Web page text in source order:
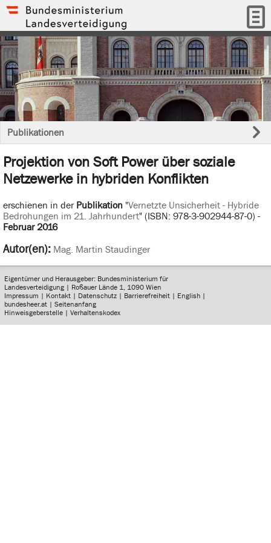
Publikationen
Projektion von Soft Power über soziale
Netzewerke in hybriden Konflikten
erschienen in der Publikation"Vernetzte Unsicherheit - Hybride
Bedrohungen im 21. Jahrhundert" (ISBN: 978-3-902944-87-0) -
Februar 2016
Autor(en): Mag. Martin Staudinger
Eigentümer und Herausgeber: Bundesministerium für
Landesverteidigung | Roßauer Lände 1, 1090 Wien
Impressum | Kontakt | Datenschutz | Barrierefreiheit | English |
bundesheer.at |Seitenanfang
Hinweisgeberstelle |Verhaltenskodex